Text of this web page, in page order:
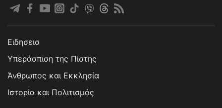
Ειδησεισ
Υπεράσπιση της Πίστης
Άνθρωπος και Εκκλησία
Ιστορία και Πολιτισμός